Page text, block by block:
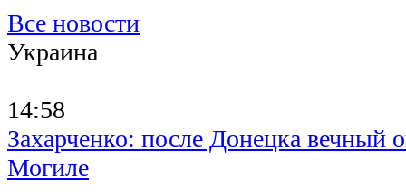
Все новости
Украина
14:58
Захарченко: после Донецка вечный
Могиле